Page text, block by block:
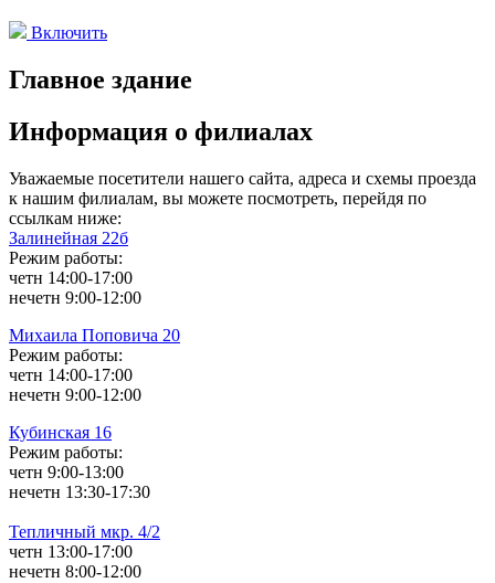
Включить
Главное здание
Информация о филиалах
Уважаемые посетители нашего сайта, адреса и схемы проезда
к нашим филиалам, вы можете посмотреть, перейдя по
ссылкам ниже:
Залинейная 22б
Режим работы:
четн 14:00-17:00
нечетн 9:00-12:00
Михаила Поповича 20
Режим работы:
четн 14:00-17:00
нечетн 9:00-12:00
Кубинская 16
Режим работы:
четн 9:00-13:00
нечетн 13:30-17:30
Тепличный мкр. 4/2
четн 13:00-17:00
нечетн 8:00-12:00